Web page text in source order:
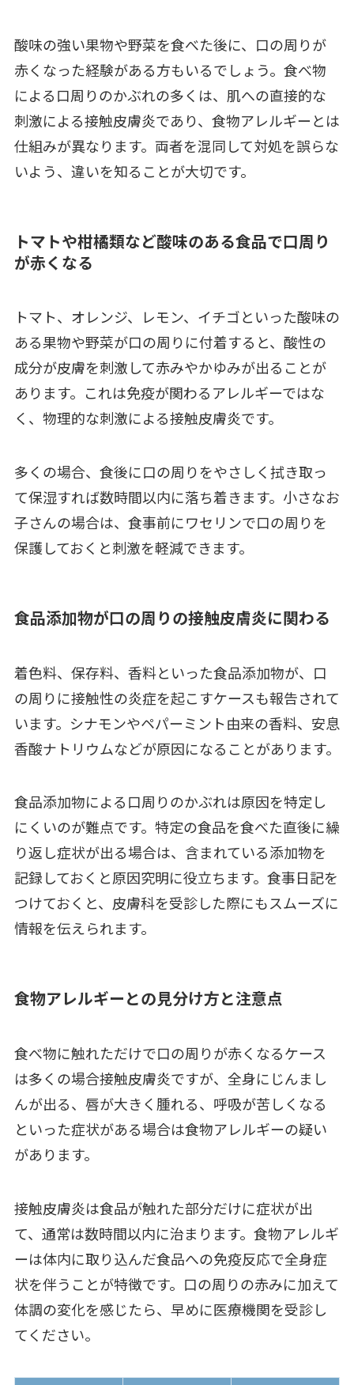
酸味の強い果物や野菜を食べた後に、口の周りが
赤くなった経験がある方もいるでしょう。食べ物
による口周りのかぶれの多くは、肌への直接的な
刺激による接触皮膚炎であり、食物アレルギーとは
仕組みが異なります。両者を混同して対処を誤らな
いよう、違いを知ることが大切です。
トマトや柑橘類など酸味のある食品で口周り
が赤くなる
トマト、オレンジ、レモン、イチゴといった酸味の
ある果物や野菜が口の周りに付着すると、酸性の
成分が皮膚を刺激して赤みやかゆみが出ることが
あります。これは免疫が関わるアレルギーではな
く、物理的な刺激による接触皮膚炎です。
多くの場合、食後に口の周りをやさしく拭き取っ
て保湿すれば数時間以内に落ち着きます。小さなお
子さんの場合は、食事前にワセリンで口の周りを
保護しておくと刺激を軽減できます。
食品添加物が口の周りの接触皮膚炎に関わる
着色料、保存料、香料といった食品添加物が、口
の周りに接触性の炎症を起こすケースも報告されて
います。シナモンやペパーミント由来の香料、安息
香酸ナトリウムなどが原因になることがあります。
食品添加物による口周りのかぶれは原因を特定し
にくいのが難点です。特定の食品を食べた直後に繰
り返し症状が出る場合は、含まれている添加物を
記録しておくと原因究明に役立ちます。食事日記を
つけておくと、皮膚科を受診した際にもスムーズに
情報を伝えられます。
食物アレルギーとの見分け方と注意点
食べ物に触れただけで口の周りが赤くなるケース
は多くの場合接触皮膚炎ですが、全身にじんまし
んが出る、唇が大きく腫れる、呼吸が苦しくなる
といった症状がある場合は食物アレルギーの疑い
があります。
接触皮膚炎は食品が触れた部分だけに症状が出
て、通常は数時間以内に治まります。食物アレルギ
ーは体内に取り込んだ食品への免疫反応で全身症
状を伴うことが特徴です。口の周りの赤みに加えて
体調の変化を感じたら、早めに医療機関を受診し
てください。